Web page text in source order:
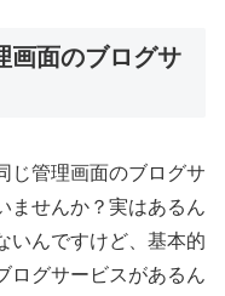
画面のブログサ
じ管理画面のブログサ
ませんか？実はあるん
いんですけど、基本的
ログサービスがあるん